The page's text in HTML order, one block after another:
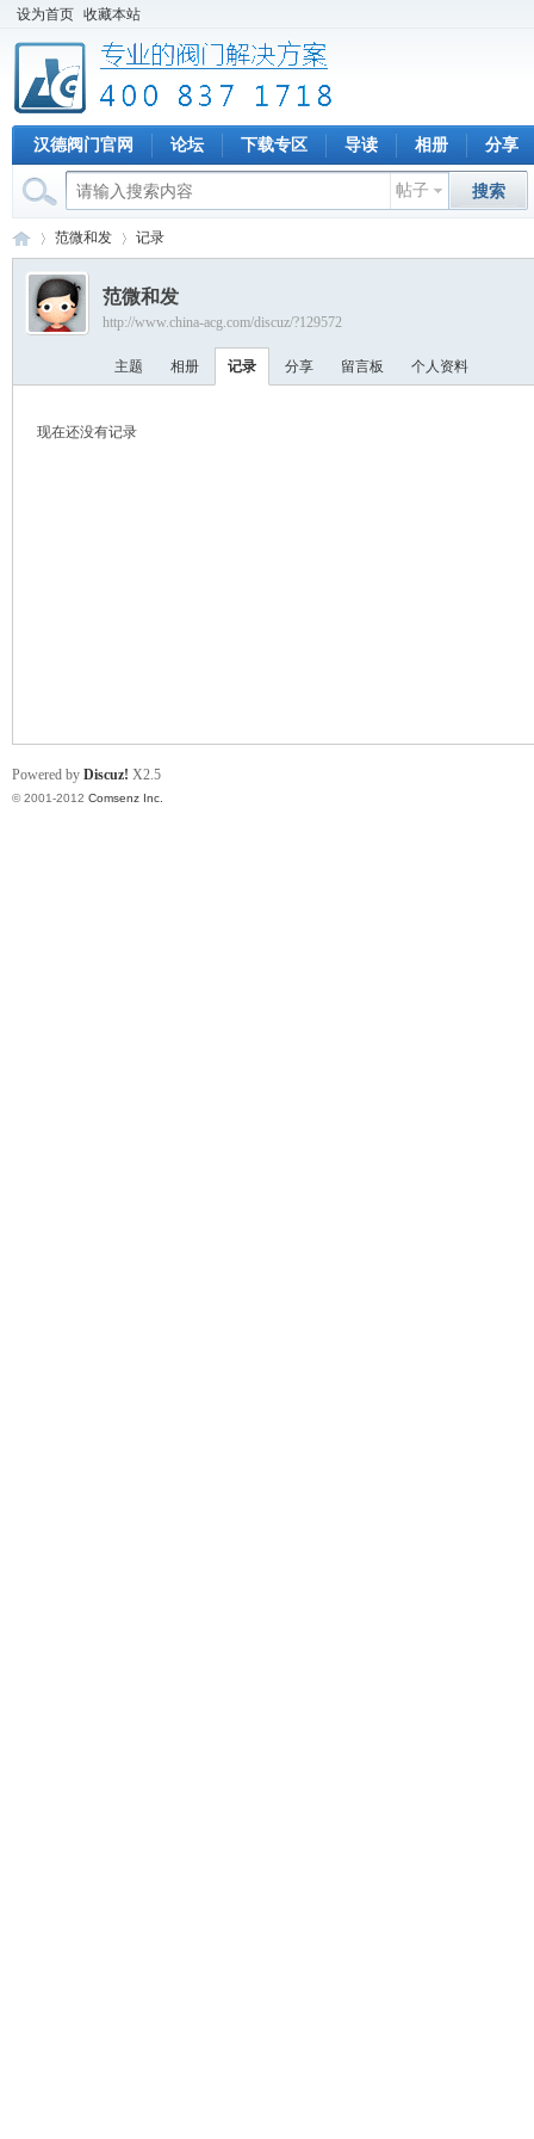
设为首页 收藏本站
汉德阀门官网 论坛 下载专区 导读 相册 分享
帖子 搜索
›
范微和发 记录
范微和发
http://www.china-acg.com/discuz/?129572
主题 相册 记录 分享 留言板 个人资料
现在还没有记录
Powered by Discuz! X2.5
© 2001-2012 Comsenz Inc.